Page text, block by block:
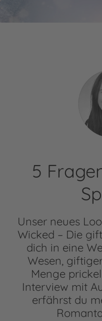
5
Unser neues
Wicked – Die
dich in eine
Wesen,
Menge
Interview mit
erfährst du